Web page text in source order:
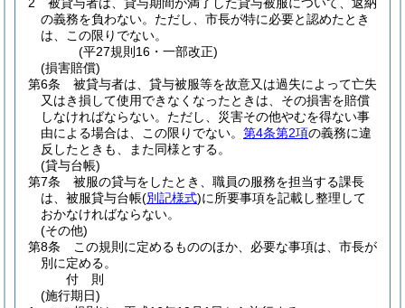
の義務を負わない。 ただし、市長が特に必要と認めたとき
は、この限りでない。
(平27規則16・一部改正)
(損害賠償)
第6条
被貸与者は、貸与被服等を故意又は過失によって亡失
又はき損して使用できなくなったときは、その損害を賠償
しなければならない。 ただし、災害その他やむを得ない事
由による場合は、この限りでない。 第4条第2項の義務に違
反したときも、また同様とする。
(貸与台帳)
第7条
被服の貸与をしたとき、職員の服務を担当する課長
は、被服貸与台帳(別記様式)に所要事項を記載し整理して
おかなければならない。
(その他)
第8条
この規則に定めるもののほか、必要な事項は、市長が
別に定める。
付 則
(施行期日)